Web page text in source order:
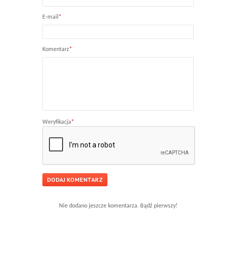
E-mail *
Komentarz*
Weryfikacja*
Nie dodano jeszcze komentarza. Bądź pierwszy!